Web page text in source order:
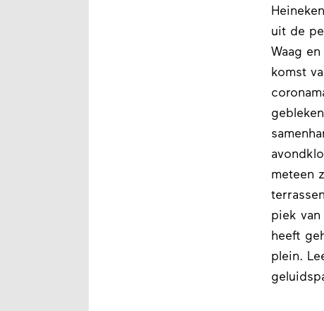
uit de
Waag
komst
meteen
piek
heeft
plein.